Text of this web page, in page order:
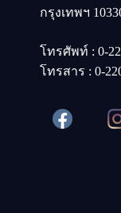
กรุงเทพฯ
โทรศัพท์ : 0-
โทรสาร : 0-